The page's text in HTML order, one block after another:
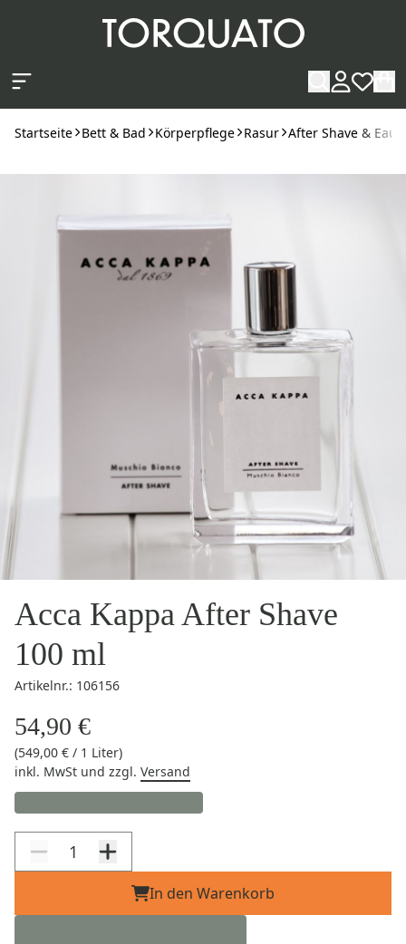
Startseite Bett & Bad Körperpflege Rasur After Shave & Eau
Acca Kappa After Shave
100 ml
Artikelnr.: 106156
54,90 €
(549,00 € / 1 Liter)
inkl. MwSt und zzgl. Versand
In den Warenkorb